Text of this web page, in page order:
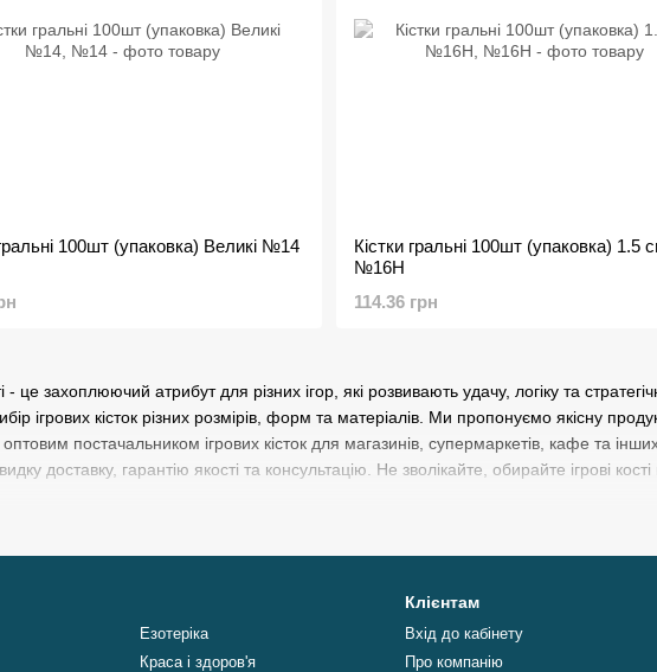
- це захоплюючий атрибут для різних ігор, які розвивають удачу, логіку та
ігрових кісток різних розмірів, форм та матеріалів. Ми пропонуємо якісну
постачальником ігрових кісток для магазинів, супермаркетів, кафе та
доставку, гарантію якості та консультацію. Не зволікайте, обирайте ігрові
100шт (упаковка) Великі №14
Кістки гральні 100шт (упаковка) 1.5
№16Н
114.36 грн
Езотеріка
Краса і здоров'я
Клієнтам
Вхід до кабінету
Про компанію